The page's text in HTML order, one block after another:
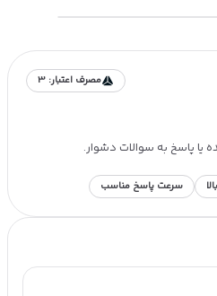
مصرف اعتبار: 3
یا پاسخ به سوالات دشوار.
سرعت پاسخ مناسب